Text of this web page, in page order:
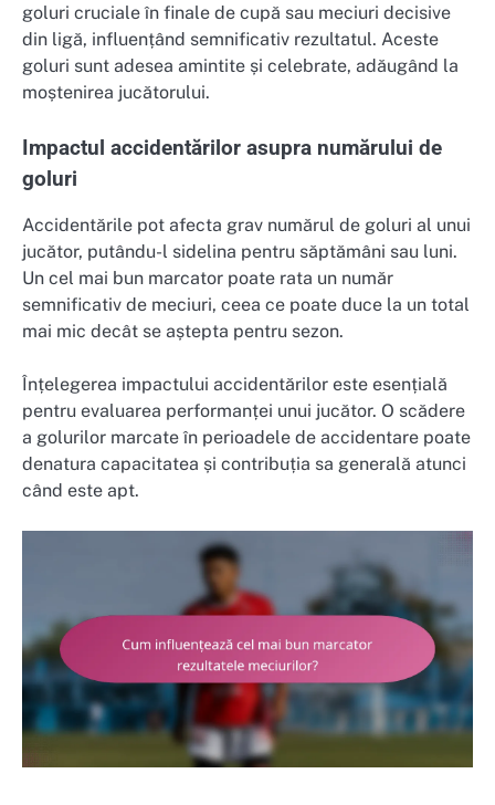
goluri cruciale în finale de cupă sau meciuri decisive
din ligă, influențând semnificativ rezultatul. Aceste
goluri sunt adesea amintite și celebrate, adăugând la
moștenirea jucătorului.
Impactul accidentărilor asupra numărului de
goluri
Accidentările pot afecta grav numărul de goluri al unui
jucător, putându-l sidelina pentru săptămâni sau luni.
Un cel mai bun marcator poate rata un număr
semnificativ de meciuri, ceea ce poate duce la un total
mai mic decât se aștepta pentru sezon.
Înțelegerea impactului accidentărilor este esențială
pentru evaluarea performanței unui jucător. O scădere
a golurilor marcate în perioadele de accidentare poate
denatura capacitatea și contribuția sa generală atunci
când este apt.